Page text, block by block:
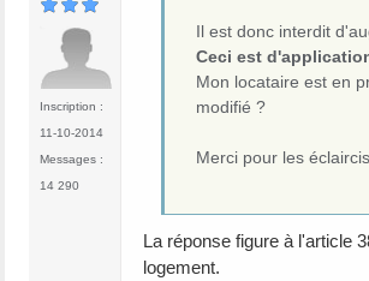
Inscription :
11-10-2014
Messages :
14 290
Il est donc interdit
Ceci est
Mon locataire est en
modifié ?
Merci pour les
La réponse figure à l'article
logement.